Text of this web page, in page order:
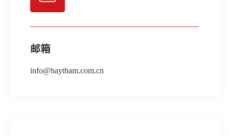
邮箱
info@haytham.com.cn